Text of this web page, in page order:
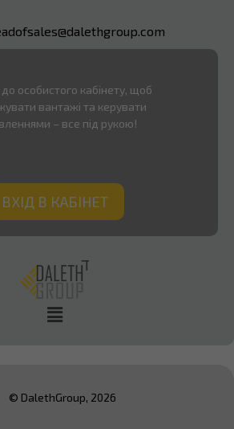
до особистого кабінету, щоб
вантажі та керувати
– все під рукою!
ВХІД В КАБІНЕТ
© DalethGroup, 2026